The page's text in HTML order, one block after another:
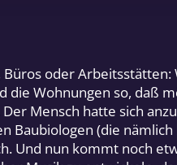
oder
Wohnungen so, daß
Mensch hatte sich
Baubiologen (die
Und nun kommt noch